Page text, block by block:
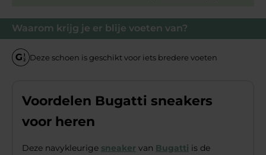
Waarom krijg je er blije voeten van?
Deze schoen is geschikt voor iets bredere voeten
Voordelen Bugatti sneakers
voor heren
Deze navykleurige sneaker van Bugatti is de